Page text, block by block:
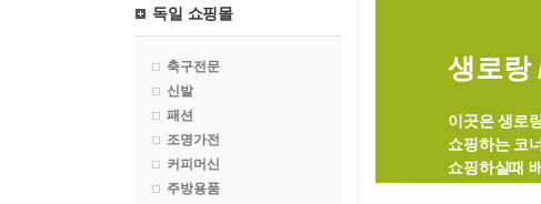
독일 쇼핑몰
축구전문
신발
패션
조명가전
커피머신
주방용품
생로
이곳은 생로
쇼핑하는 코
쇼핑하실때